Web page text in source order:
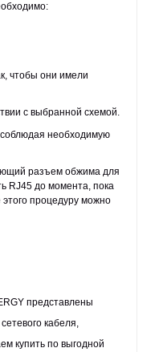
чтобы они имели
с выбранной схемой.
необходимую
разъем обжима для
RJ45 до момента, пока
процедуру можно
представлены
кабеля,
купить по выгодной